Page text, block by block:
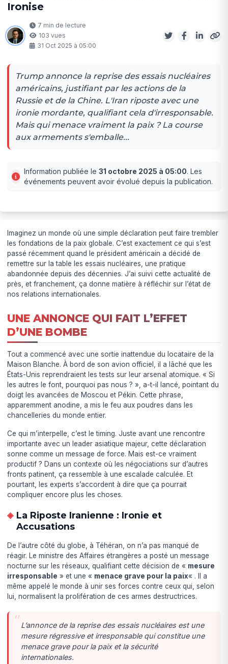
Ironise
7 min de lecture
103 vues
31 Oct 2025 à 05:00
Trump annonce la reprise des essais nucléaires
américains, justifiant par les actions de la
Russie et de la Chine. L'Iran riposte avec une
ironie mordante, qualifiant cela d'irresponsable.
Mais qui menace vraiment la paix ? La course
aux armements s'emballe...
Information publiée le31 octobre 2025 à 05:00. Les
événements peuvent avoir évolué depuis la publication.
Imaginez un monde où une simple déclaration peut faire trembler
les fondations de la paix globale. C’est exactement ce qui s’est
passé récemment quand le président américain a décidé de
remettre sur la table les essais nucléaires, une pratique
abandonnée depuis des décennies. J’ai suivi cette actualité de
près, et franchement, ça donne matière à réfléchir sur l’état de
nos relations internationales.
UNE ANNONCE QUI FAIT L’EFFET
D’UNE BOMBE
Tout a commencé avec une sortie inattendue du locataire de la
Maison Blanche. À bord de son avion officiel, il a lâché que les
États-Unis reprendraient les tests sur leur arsenal atomique. « Si
les autres le font, pourquoi pas nous ? », a-t-il lancé, pointant du
doigt les avancées de Moscou et Pékin. Cette phrase,
apparemment anodine, a mis le feu aux poudres dans les
chancelleries du monde entier.
Ce qui m’interpelle, c’est le timing. Juste avant une rencontre
importante avec un leader asiatique majeur, cette déclaration
sonne comme un message de force. Mais est-ce vraiment
productif ? Dans un contexte où les négociations sur d’autres
fronts patinent, ça ressemble à une escalade calculée. Et
pourtant, les experts s’accordent à dire que ça pourrait
compliquer encore plus les choses.
La Riposte Iranienne : Ironie et
Accusations
De l’autre côté du globe, à Téhéran, on n’a pas manqué de
réagir. Le ministre des Affaires étrangères a posté un message
nocturne sur les réseaux, qualifiant cette décision de « mesure
irresponsable » et une « menace grave pour la paix« . Il a
même appelé le monde à unir ses forces contre ceux qui, selon
lui, normalisent la prolifération de ces armes destructrices.
L’annonce de la reprise des essais nucléaires est une
mesure régressive et irresponsable qui constitue une
menace grave pour la paix et la sécurité
internationales.